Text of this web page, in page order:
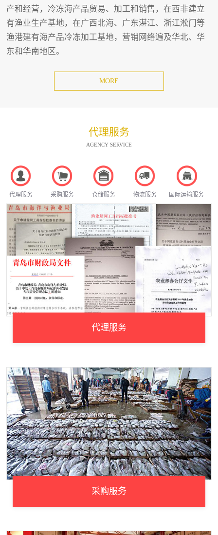
产和经营，冷冻海产品贸易、加工和销售，在西非建立
有渔业生产基地，在广西北海、广东湛江、浙江淞门等
渔港建有海产品冷冻加工基地，营销网络遍及华北、华
东和华南地区。
MORE
代理服务
AGENCY SERVICE
代理服务 采购服务 仓储服务 物流服务 国际运输服务
代理服务
采购服务